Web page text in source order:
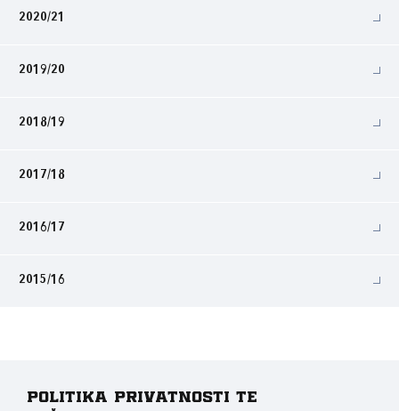
2020/21
2019/20
2018/19
2017/18
2016/17
2015/16
Politika privatnosti te